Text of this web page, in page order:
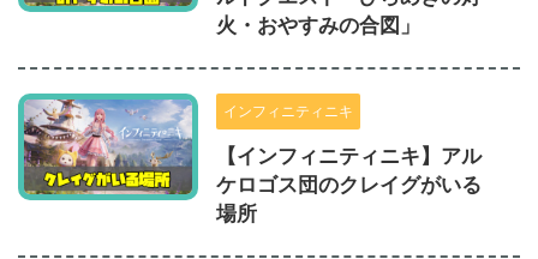
火・おやすみの合図」
インフィニティニキ
【インフィニティニキ】アル
ケロゴス団のクレイグがいる
場所